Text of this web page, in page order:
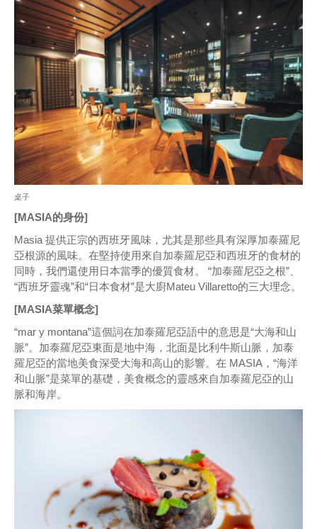
桌子
[MASIA的身份]
Masia 提供正宗的西班牙風味，尤其是那些具有深厚加泰羅尼
亞根源的風味。在堅持使用來自加泰羅尼亞和西班牙的食材的
同時，我們還使用日本當季的優質食材。 “加泰羅尼亞之根”、
“西班牙靈魂”和“日本食材”是大廚Mateu Villaretto的三大理念。
[MASIA菜單概念]
“mar y montana”這個詞在加泰羅尼亞語中的意思是“大海和山
脈”。加泰羅尼亞東面是地中海，北面是比利牛斯山脈，加泰
羅尼亞的當地美食深受大海和高山的影響。在 MASIA，“海洋
和山脈”是菜單的基礎，美食概念的靈感來自加泰羅尼亞的山
脈和海岸。